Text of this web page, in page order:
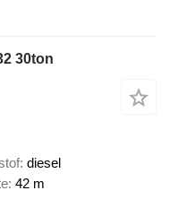
30ton
diesel
42 m